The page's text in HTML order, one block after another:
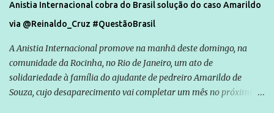
Anistia Internacional cobra do Brasil solução do caso Amarildo
via @Reinaldo_Cruz #QuestãoBrasil
A Anistia Internacional promove na manhã deste domingo, na
comunidade da Rocinha, no Rio de Janeiro, um ato de
solidariedade à família do ajudante de pedreiro Amarildo de
Souza, cujo desaparecimento vai completar um mês no próximo